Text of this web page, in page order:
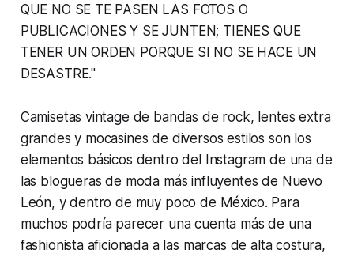
QUE NO SE TE PASEN LAS FOTOS O
PUBLICACIONES Y SE JUNTEN; TIENES QUE
TENER UN ORDEN PORQUE SI NO SE HACE UN
DESASTRE."
Camisetas vintage de bandas de rock, lentes extra
grandes y mocasines de diversos estilos son los
elementos básicos dentro del Instagram de una de
las blogueras de moda más influyentes de Nuevo
León, y dentro de muy poco de México. Para
muchos podría parecer una cuenta más de una
fashionista aficionada a las marcas de alta costura,